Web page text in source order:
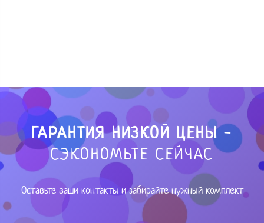
ГАРАНТИЯ НИЗКОЙ ЦЕНЫ-
СЭКОНОМЬТЕ СЕЙЧАС
Оставьте ваши контакты и забирайте нужный комплект